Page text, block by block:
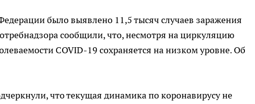
было выявлено 11,5 тысяч случаев заражения
сообщили, что, несмотря на циркуляцию
COVID-19 сохраняется на низком уровне. Об
что текущая динамика по коронавирусу не